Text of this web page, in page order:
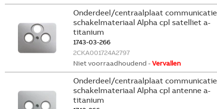
Onderdeel/centraalplaat
schakelmateriaal Alpha cpl satelliet a-
titanium
1743-03-266
2CKA001724A2797
Niet voorraadhoudend -Vervallen
Onderdeel/centraalplaat
schakelmateriaal Alpha cpl antenne a-
titanium